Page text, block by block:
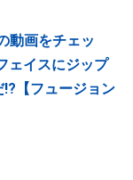
動画をチェッ
ェイスにジップ
【フュージョン